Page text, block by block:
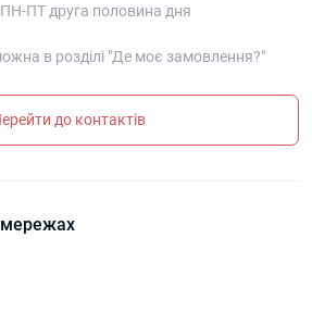
ПТ друга половина дня
в розділі "Де моє замовлення?"
до контактів
мережах